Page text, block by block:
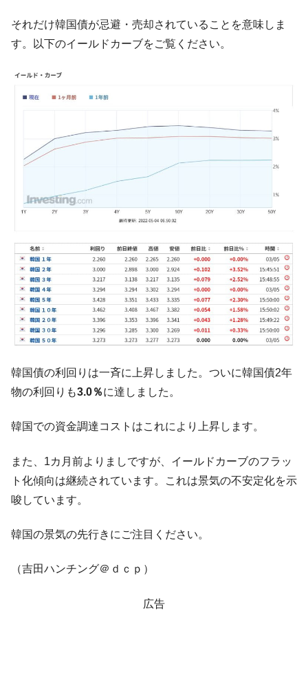
『Money1』
韓国製造業「半導体絶好調」のウラで他業
種は全般的「不調」⇒ PSIが示す現況は決して良くない。
韓国型イージス搭載の次世代駆逐艦
「KDDX」1番艦、2032年竣工と公示
『Money1』
【対日本円】ウォン安が急進！ 日米の協調
に韓国がいっちょがみしたのでは。
『Money1』
韓国政府『BYD』車への補助金を全廃 ⇒ 実
は韓国で『BYD』車は売れている。6カ月で対前年同期比
『Money1』
在韓米国大使スティールが着韓！⇒ さっそ
く空港に詰めかけ「出て行け！」「極右勢力」のプラカー
ドを掲げる「在韓反米勢力」
『Money1』
韓国政府「2035年までに18.4GW規模のAIデ
ータセンター整備」⇒ だから無理だってば。
ほぼ終わった」
『Money1』
韓国『国民年金公団』株価暴落で200兆蒸
『Money1』
韓国政府「ニセＫ-ブランドを通報しようキ
『Money1』
韓国「橋が落ちました」⇒ 耐久性「なさす
ぎ」では。
『Money1』
Fact1
日本の誇る海洋資源調査船『白嶺』は先進技術の
Fact1
夏の甲子園、優勝校を最も多く輩出している都道
それだけ韓国債が忌避・売却されていることを意味しま
す。以下のイールドカーブをご覧ください。
韓国債の利回りは一斉に上昇しました。ついに韓国債2年
物の利回りも3.0％に達しました。
韓国での資金調達コストはこれにより上昇します。
また、1カ月前よりましですが、イールドカーブのフラッ
ト化傾向は継続されています。これは景気の不安定化を示
唆しています。
韓国の景気の先行きにご注目ください。
（吉田ハンチング＠ｄｃｐ）
広告